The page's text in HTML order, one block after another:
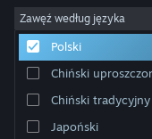
Informacje
Wsparcie
Zmień język
Zawęź według języka
Polski
Chiński
Chiński tradycyjny
Japoński
Sortuj według:
Liczba wyników
uwzględniono 1 tytułu na